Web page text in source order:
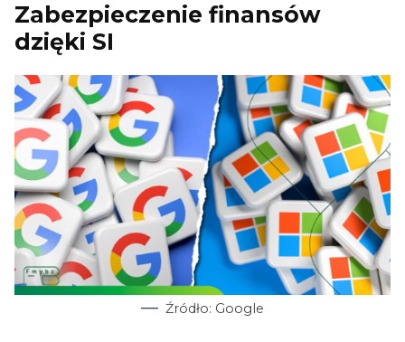
Zabezpieczenie finansów
dzięki SI
Źródło: Google